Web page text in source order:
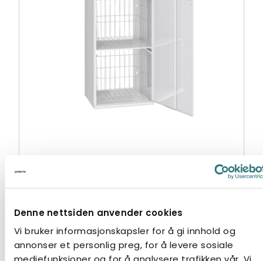
Denne nettsiden anvender cookies
Vi bruker informasjonskapsler for å gi innhold og
annonser et personlig preg, for å levere sosiale